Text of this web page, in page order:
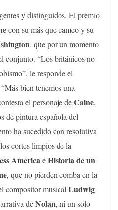
y distinguidos. El premio
con su más que cameo y su
, que por un momento
conjunto. “Los británicos no
le responde el
bien tenemos una
el personaje deCaine,
de pintura española del
ha sucedido con resolutiva
cortes limpios de la
AmericaeHistoria de un
, que no pierden comba en la
compositor musical Ludwig
deNolan, ni un solo